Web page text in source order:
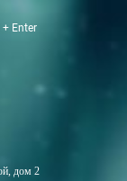
Enter
дом 2